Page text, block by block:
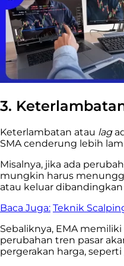
3.
Keterlambatan atau lag
SMA cenderung lebih
Misalnya, jika ada
mungkin harus
atau keluar
Baca Juga: Teknik
Sebaliknya, EMA memiliki
perubahan tren pasar
pergerakan harga, seperti